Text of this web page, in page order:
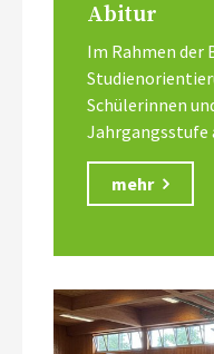
Abitur
Im Rahmen der
Schülerinnen
Jahrgangsstufe
mehr